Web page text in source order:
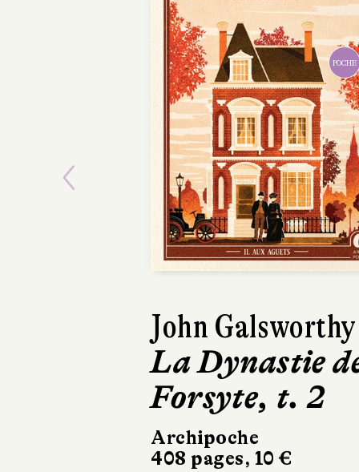
POCHE
John Galsworthy
La Dynastie
Forsyte, t. 3
Archipoche
336 pages, 9,50 €
Previous